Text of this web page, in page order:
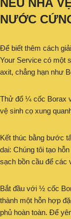
NẾU NHÀ
NƯỚC
Để biết thêm cách
Your Service có một
axit, chẳng hạn như
Thử đổ ¼ cốc Borax
vệ sinh cọ xung
Kết thúc bằng bước
dai: Chúng tôi tạo
sạch bồn cầu để các
Bắt đầu với ½ cốc
thành một hỗn hợp
phủ hoàn toàn. Để